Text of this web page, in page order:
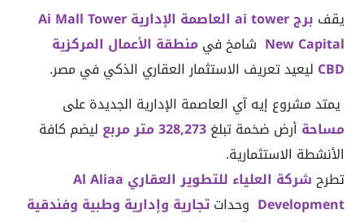
يقف برج ai tower العاصمة الإدارية Ai Mall Tower
NewCapital شامخ في منطقة الأعمال المركزية
CBD ليعيد تعريف الاستثمار العقاري الذكي في مصر.
يمتد مشروع إيه آي العاصمة الإدارية الجديدة على
مساحة أرض ضخمة تبلغ
ليضم كافة
الأنشطة الاستثمارية.
تطرحشركة العلياء للتطوير العقاري Al Aliaa
Development وحداتتجارية وإدارية وطبية وفندقية